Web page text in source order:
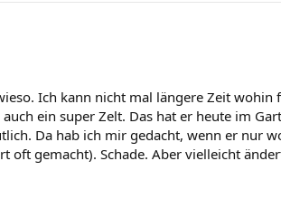
Ich kann nicht mal längere Zeit wohin
ein super Zelt. Das hat er heute im
Da hab ich mir gedacht, wenn er nur
oft gemacht). Schade. Aber vielleicht